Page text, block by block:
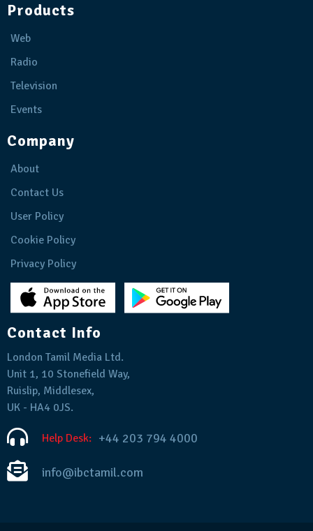
Products
Web
Radio
Television
Events
Company
About
Contact Us
User Policy
Cookie Policy
Privacy Policy
Contact Info
London Tamil Media Ltd.
Unit 1, 10 Stonefield Way,
Ruislip, Middlesex,
UK - HA4 0JS.
Help Desk: +44 203 794 4000
info@ibctamil.com